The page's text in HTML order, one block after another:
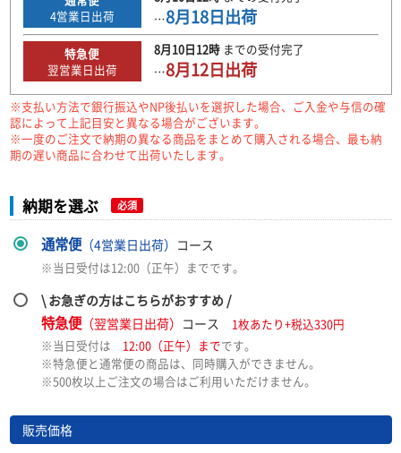
4営業日出荷
…8月18日出荷
特急便
翌営業日出荷
8月10日12時までの受付完了
…8月12日出荷
※支払い方法で銀行振込やNP後払いを選択した場合、ご入金や与信の確
認によって上記目安と異なる場合がございます。
※一度のご注文で納期の異なる商品をまとめて購入される場合、最も納
期の遅い商品に合わせて出荷いたします。
納期を選ぶ 必須
通常便（4営業日出荷） コース
※当日受付は12:00（正午）までです。
\ お急ぎの方はこちらがおすすめ /
特急便（翌営業日出荷） コース
1枚あたり+税込330円
※当日受付は 12:00（正午）までです。
※特急便と通常便の商品は、同時購入ができません。
※500枚以上ご注文の場合はご利用いただけません。
販売価格